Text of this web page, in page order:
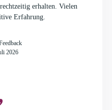
erhalten. Vielen
Erfahrung.
2026